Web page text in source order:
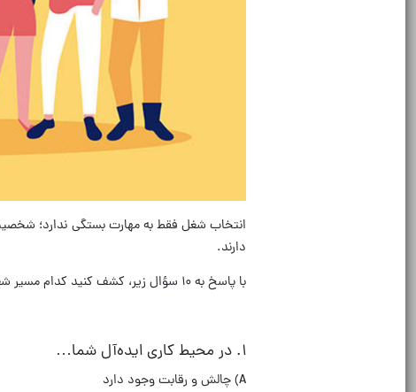
انتخاب شغل فقط به مهارت بستگی ندارد؛
دارند.
با پاسخ به ۱۰ سؤال زیر، کشف کنید کدام مسیر شغلی بیشترین هماهنگی را با شخصیت شما دارد
۱. در محیط کاری ایده‌آل شما…
A) چالش و رقابت وجود دارد